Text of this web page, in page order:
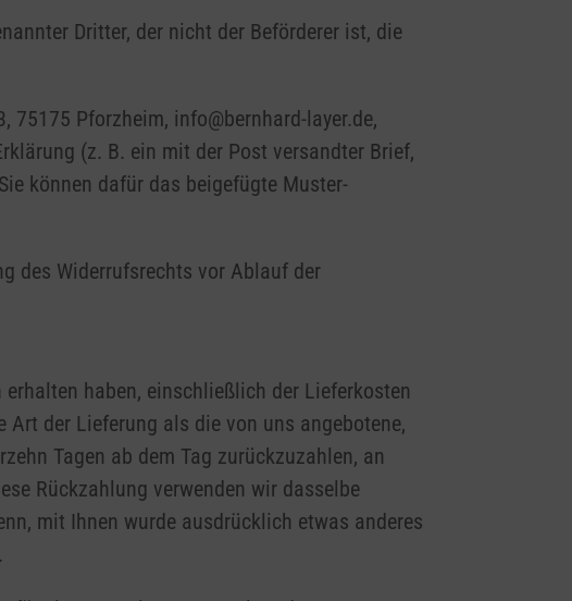
Dritter, der nicht der Beförderer ist, die
75175 Pforzheim, info@bernhard-layer.de,
(z. B. ein mit der Post versandter Brief,
können dafür das beigefügte Muster-
des Widerrufsrechts vor Ablauf der
haben, einschließlich der Lieferkosten
der Lieferung als die von uns angebotene,
Tagen ab dem Tag zurückzuzahlen, an
Rückzahlung verwenden wir dasselbe
mit Ihnen wurde ausdrücklich etwas anderes